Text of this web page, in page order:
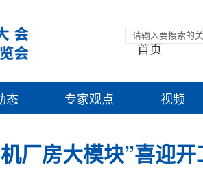
首页
态 专家观点 视频
厂房大模块”喜迎开